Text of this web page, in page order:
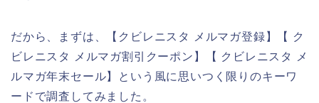
だから、まずは、【クビレニスタ メルマガ登録】【 ク
ビレニスタ メルマガ割引クーポン】【 クビレニスタ メ
ルマガ年末セール】という風に思いつく限りのキーワ
ードで調査してみました。